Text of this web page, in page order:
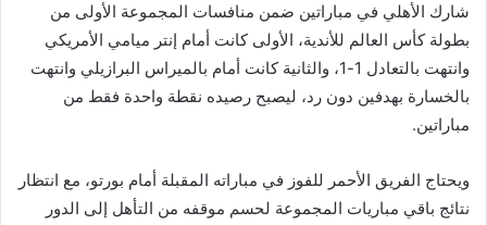
شارك الأهلي في مباراتين ضمن منافسات المجموعة الأولى من
بطولة كأس العالم للأندية، الأولى كانت أمام إنتر ميامي الأمريكي
وانتهت بالتعادل 1-1، والثانية كانت أمام بالميراس البرازيلي وانتهت
بالخسارة بهدفين دون رد، ليصبح رصيده نقطة واحدة فقط من
مباراتين.
ويحتاج الفريق الأحمر للفوز في مباراته المقبلة أمام بورتو، مع انتظار
نتائج باقي مباريات المجموعة لحسم موقفه من التأهل إلى الدور